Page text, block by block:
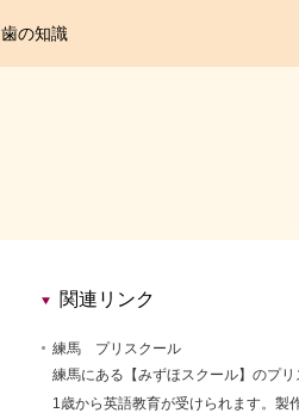
歯の知識
関連リンク
練馬 プリスクール
練馬にある【みずほスクール】のプリ
1歳から英語教育が受けられます。製